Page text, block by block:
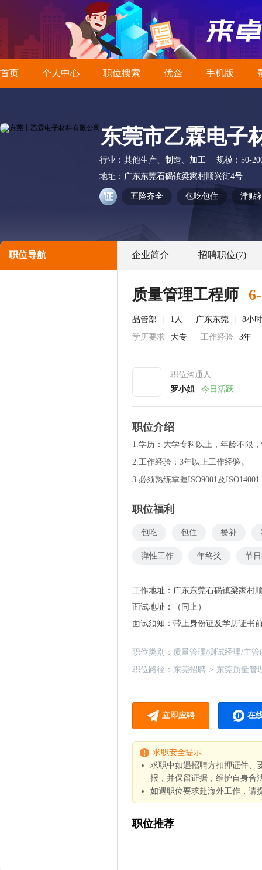
首页 个人中心 职位搜索 优企 手机版
东莞市乙霖电子
行业： 其他生产、制造、加工 规模： 50-
地址： 广东东莞石碣镇梁家村顺兴街4号
五险齐全 包吃包住 津贴
职位导航 企业简介 招聘职位(7)
质量管理工程师
品管部 1人 广东东莞
8小
学历要求
大专 工作经验 3年
职位沟通人
罗小姐
今日活跃
职位介绍
1.学历：大学专科以上，年龄不限
2.工作经验：3年以上工作经验。
3.必须熟练掌握ISO9001及
职位福利
包吃 包住 餐补
弹性工作 年终奖 节
工作地址： 广东东莞石碣镇梁家村
面试地址：
（同上）
面试须知： 带上身份证及学历证书
职位类别： 质量管理/测试经理/主管
职位路径： 东莞招聘 > 东莞质量管
立即应聘 在
求职安全提示
求职中如遇招聘方扣押证件、
报，并保留证据，维护自身合
如遇职位要求赴海外工作，请
职位推荐